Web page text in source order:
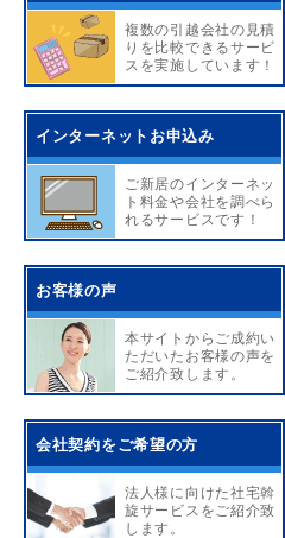
複数の引越会社の見積
りを比較できるサービ
スを実施しています！
インターネットお申込み
ご新居のインターネッ
ト料金や会社を調べら
れるサービスです！
お客様の声
本サイトからご成約い
ただいたお客様の声を
ご紹介致します。
会社契約をご希望の方
法人様に向けた社宅斡
旋サービスをご紹介致
します。